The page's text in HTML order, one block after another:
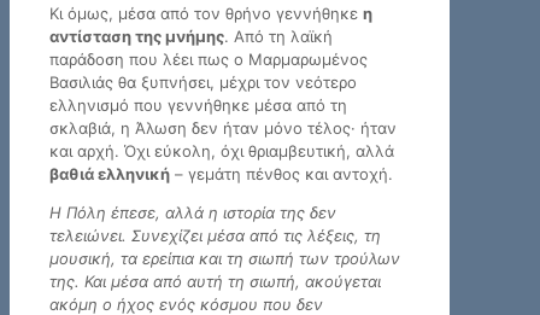
Κι όμως, μέσα από τον θρήνο γεννήθηκε η
αντίσταση της μνήμης. Από τη λαϊκή
παράδοση που λέει πως ο Μαρμαρωμένος
Βασιλιάς θα ξυπνήσει, μέχρι τον νεότερο
ελληνισμό που γεννήθηκε μέσα από τη
σκλαβιά, η Άλωση δεν ήταν μόνο τέλος· ήταν
και αρχή. Όχι εύκολη, όχι θριαμβευτική, αλλά
βαθιά ελληνική – γεμάτη πένθος και αντοχή.
Η Πόλη έπεσε, αλλά η ιστορία της δεν
τελειώνει. Συνεχίζει μέσα από τις λέξεις, τη
μουσική, τα ερείπια και τη σιωπή των τρούλων
της. Και μέσα από αυτή τη σιωπή, ακούγεται
ακόμη ο ήχος ενός κόσμου που δεν